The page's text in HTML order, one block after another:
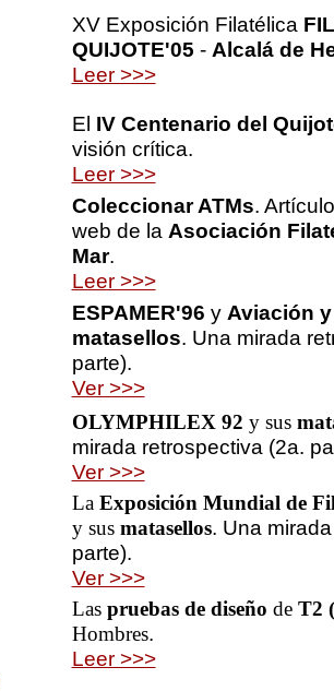
XV Exposición Filatélica
QUIJOTE'05 - Alcalá de
Leer >>>
El IV Centenario del
visión crítica.
Leer >>>
Coleccionar ATMs.
web de la Asociación
Mar.
Leer >>>
ESPAMER'96 y Aviación
matasellos. Una mirada
parte).
Ver >>>
OLYMPHILEX 92 y sus
mirada retrospectiva (2a.
Ver >>>
La Exposición Mundial de
y sus matasellos. Una
parte).
Ver >>>
Las pruebas de diseño de T2
Hombres.
Leer >>>